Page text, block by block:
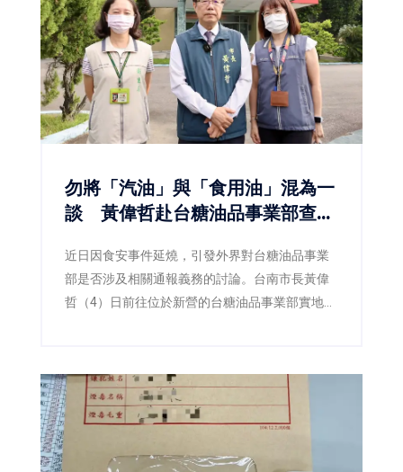
勿將「汽油」與「食用油」混為一
談 黃偉哲赴台糖油品事業部查
近日因食安事件延燒，引發外界對台糖油品事業
部是否涉及相關通報義務的討論。台南市長黃偉
哲（4）日前往位於新營的台糖油品事業部實地訪
常食用油品並無關聯，現場也再次釐清「此油非
彼油」，避免錯誤資訊持續擴散。